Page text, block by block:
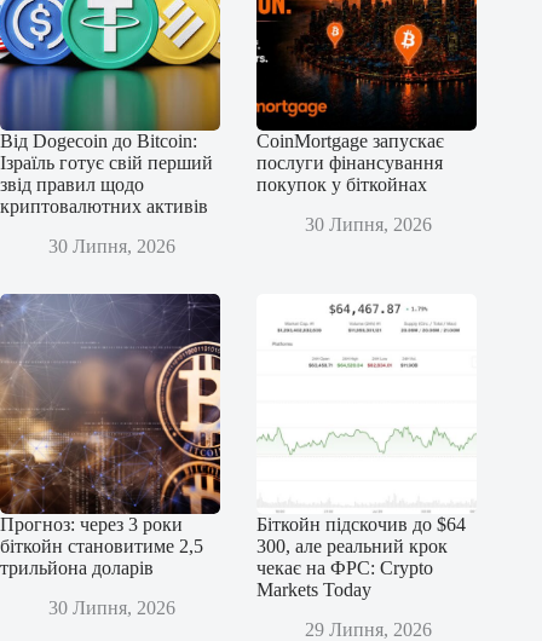
Від Dogecoin до Bitcoin:
Ізраїль готує свій перший
звід правил щодо
криптовалютних активів
30 Липня, 2026
CoinMortgage запускає
послуги фінансування
покупок у біткойнах
30 Липня, 2026
Прогноз: через 3 роки
біткойн становитиме 2,5
трильйона доларів
30 Липня, 2026
Біткойн підскочив до $64
300, але реальний крок
чекає на ФРС: Crypto
Markets Today
29 Липня, 2026